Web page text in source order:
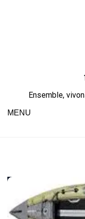
Ensemble,
MENU